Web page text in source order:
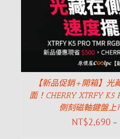
【新品促銷+開箱】光
面！CHERRY XTRFY K5
側刻磁軸鍵盤上
NT$2,690 –